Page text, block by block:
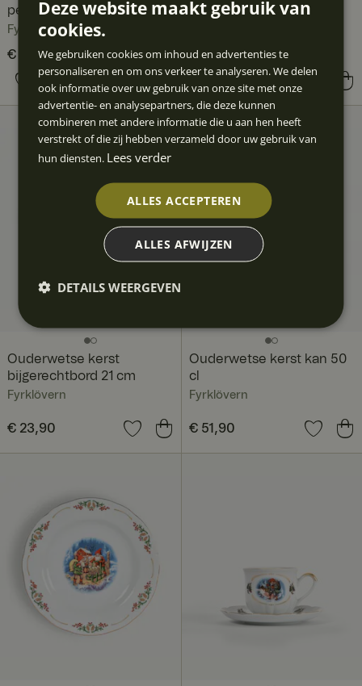
personen
Fyrklövern
Huidige prijs:
€ 219,80Vorige prijs:
€ 294,80
€ 219,80 € 294,80
Fyrklövern
€ 103,60
€ 103,60
Ouderwetse kerst
bijgerechtbord 21 cm
Fyrklövern
Prijs:€ 23,90
€ 23,90
Ouderwetse kerst kan 50
cl
Fyrklövern
Prijs:€ 51,90
€ 51,90
Deze website maakt gebruik van
cookies.
We gebruiken cookies om inhoud en advertenties te
personaliseren en om ons verkeer te analyseren. We delen
ook informatie over uw gebruik van onze site met onze
advertentie- en analysepartners, die deze kunnen
combineren met andere informatie die u aan hen heeft
verstrekt of die zij hebben verzameld door uw gebruik van
hun diensten. Lees verder
ALLES ACCEPTEREN
ALLES AFWIJZEN
DETAILS WEERGEVEN